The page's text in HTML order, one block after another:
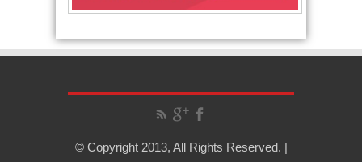
© Copyright 2013, All Rights Reserved. |